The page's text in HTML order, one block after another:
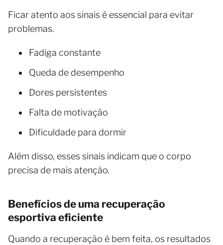
Ficar atento aos sinais é essencial para evitar
problemas.
Fadiga constante
Queda de desempenho
Dores persistentes
Falta de motivação
Dificuldade para dormir
Além disso, esses sinais indicam que o corpo
precisa de mais atenção.
Benefícios de uma recuperação
esportiva eficiente
Quando a recuperação é bem feita, os resultados